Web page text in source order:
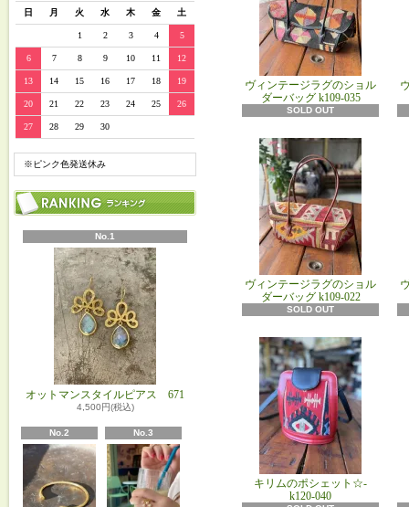
日 月 火 水 木 金 土
1 2 3 4 5
6 7 8 9 10 11 12
13 14 15 16 17 18 19
20 21 22 23 24 25 26
27 28 29 30
※ピンク色発送休み
No.1
オットマンスタイルピアス 671
4,500円(税込)
No.2 No.3
ヴィンテージラグのショル
ダーバッグ k109-035
SOLD OUT
ヴィンテージラグのショル
ダーバッグ k109-022
SOLD OUT
キリムのポシェット☆-
k120-040